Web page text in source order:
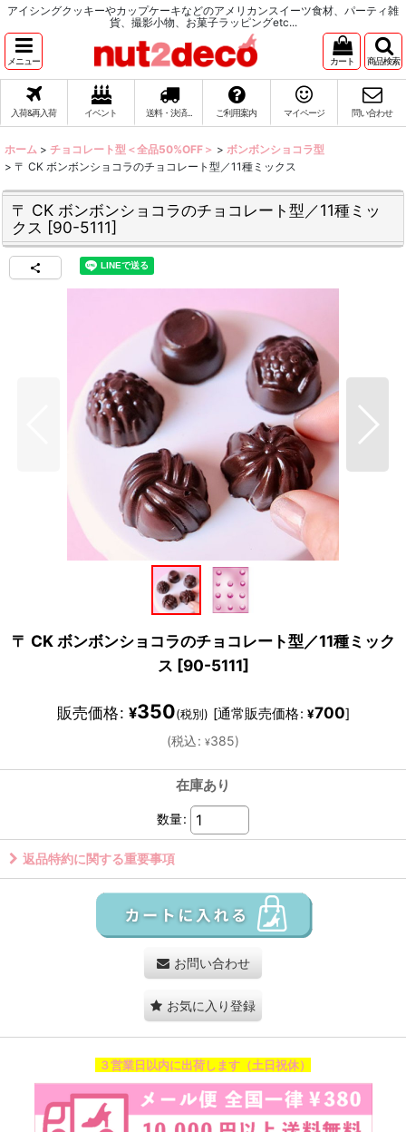
アイシングクッキーやカップケーキなどのアメリカンスイーツ食材、パーティ雑
貨、撮影小物、お菓子ラッピングetc...
メニュー カート 商品検索
入荷&再入荷 イベント 送料・決済... ご利用案内 マイページ 問い合わせ
ホーム > チョコレート型＜全品50%OFF＞ > ボンボンショコラ型
> 〒 CK ボンボンショコラのチョコレート型／11種ミックス
〒 CK ボンボンショコラのチョコレート型／11種ミッ
クス [90-5111]
〒 CK ボンボンショコラのチョコレート型／11種ミック
ス [90-5111]
販売価格: ¥350(税別) [通常販売価格: ¥700]
(税込: ¥385)
在庫あり
数量:
返品特約に関する重要事項
お問い合わせ
お気に入り登録
３営業日以内に出荷します（土日祝休）